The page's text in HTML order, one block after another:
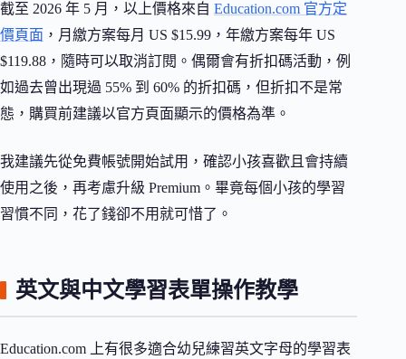
截至 2026 年 5 月，以上價格來自 Education.com 官方定
價頁面 ，月繳方案每月 US $15.99，年繳方案每年 US
$119.88，隨時可以取消訂閱。偶爾會有折扣碼活動，例
如過去曾出現過 55% 到 60% 的折扣碼，但折扣不是常
態，購買前建議以官方頁面顯示的價格為準。
我建議先從免費帳號開始試用，確認小孩喜歡且會持續
使用之後，再考慮升級 Premium。畢竟每個小孩的學習
習慣不同，花了錢卻不用就可惜了。
英文與中文學習表單操作教學
Education.com 上有很多適合幼兒練習英文字母的學習表